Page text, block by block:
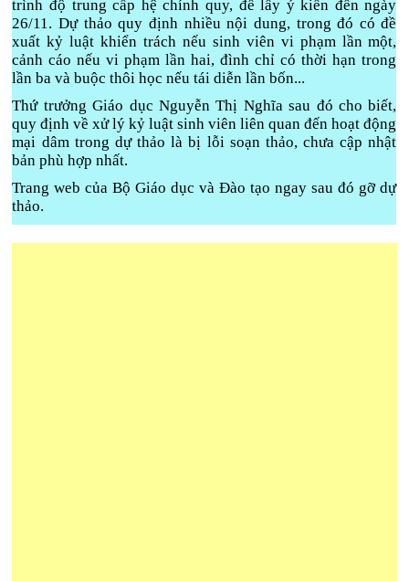
trình độ trung cấp hệ chính quy, để lấy ý kiến đến ngày
26/11. Dự thảo quy định nhiều nội dung, trong đó có đề
xuất kỷ luật khiển trách nếu sinh viên vi phạm lần một,
cảnh cáo nếu vi phạm lần hai, đình chỉ có thời hạn trong
lần ba và buộc thôi học nếu tái diễn lần bốn...
Thứ trưởng Giáo dục Nguyễn Thị Nghĩa sau đó cho biết,
quy định về xử lý kỷ luật sinh viên liên quan đến hoạt động
mại dâm trong dự thảo là bị lỗi soạn thảo, chưa cập nhật
bản phù hợp nhất.
Trang web của Bộ Giáo dục và Đào tạo ngay sau đó gỡ dự
thảo.